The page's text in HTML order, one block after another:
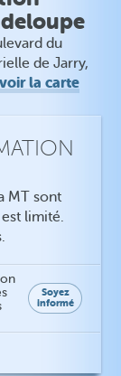
du
de Jarry,
la carte
MT sont
limité.
Soyez
informé